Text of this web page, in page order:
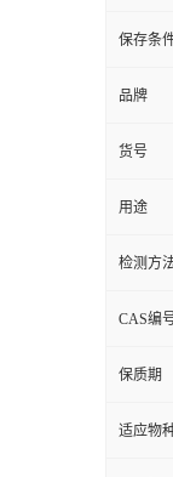
保存条
品牌
货号
用途
检测方
CAS编
保质期
适应物